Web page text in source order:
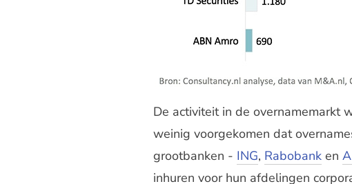
De activiteit in de overnamemarkt
weinig voorgekomen dat
grootbanken - ING, Rabobank en
inhuren voor hun afdelingen